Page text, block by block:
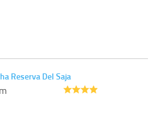
Reserva Del Saja